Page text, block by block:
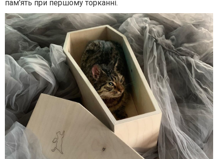
пам'ять при першому торканні.